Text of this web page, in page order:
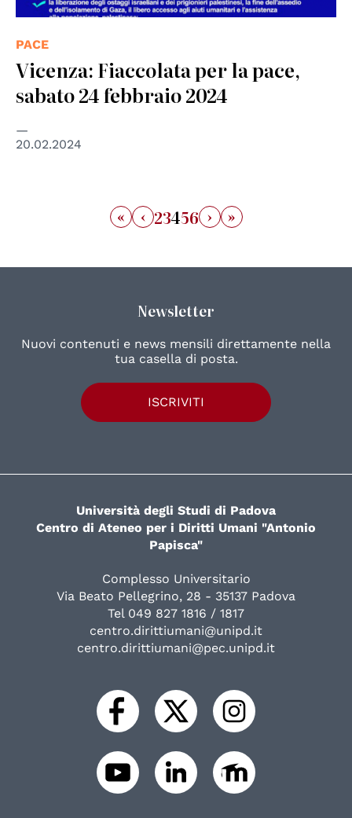
PACE
Vicenza: Fiaccolata per la pace,
sabato 24 febbraio 2024
20.02.2024
« ‹ 23456 › »
Newsletter
Nuovi contenuti e news mensili direttamente nella
tua casella di posta.
ISCRIVITI
Università degli Studi di Padova
Centro di Ateneo per i Diritti Umani "Antonio
Papisca"
Complesso Universitario
Via Beato Pellegrino, 28 - 35137 Padova
Tel 049 827 1816 / 1817
centro.dirittiumani@unipd.it
centro.dirittiumani@pec.unipd.it